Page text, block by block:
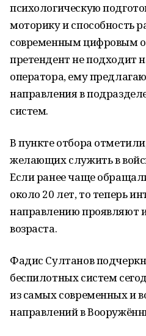
психологическую
моторику и способность
современным цифровым
претендент не подходит
оператора, ему
направления в
систем.
В пункте отбора
желающих служить в
Если ранее чаще
около 20 лет, то теперь
направлению проявляют
возраста.
Фадис Султанов
беспилотных систем
из самых современных и
направлений в